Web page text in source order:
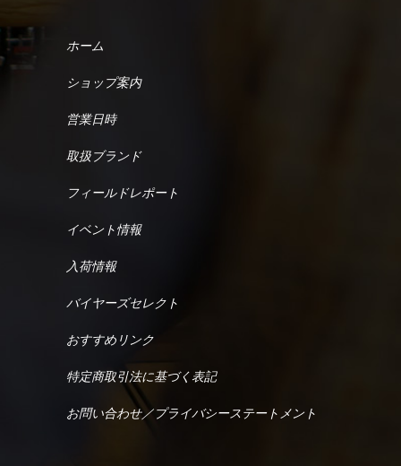
ホーム
ショップ案内
営業日時
取扱ブランド
フィールドレポート
イベント情報
入荷情報
バイヤーズセレクト
おすすめリンク
特定商取引法に基づく表記
お問い合わせ／プライバシーステートメント